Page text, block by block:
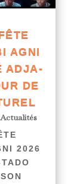
AGNI
ADJA-
DE
Actualités
2026